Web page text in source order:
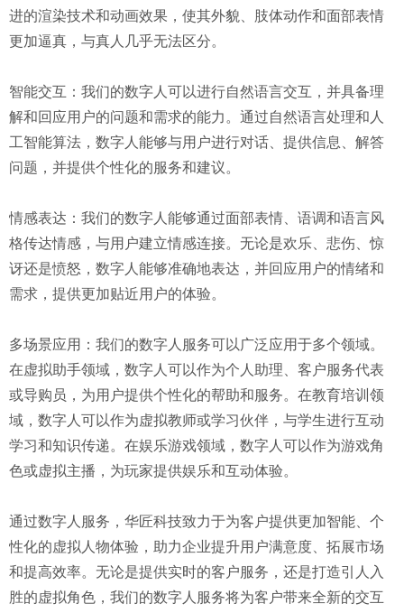
进的渲染技术和动画效果，使其外貌、肢体动作和面部表情
更加逼真，与真人几乎无法区分。
智能交互：我们的数字人可以进行自然语言交互，并具备理
解和回应用户的问题和需求的能力。通过自然语言处理和人
工智能算法，数字人能够与用户进行对话、提供信息、解答
问题，并提供个性化的服务和建议。
情感表达：我们的数字人能够通过面部表情、语调和语言风
格传达情感，与用户建立情感连接。无论是欢乐、悲伤、惊
讶还是愤怒，数字人能够准确地表达，并回应用户的情绪和
需求，提供更加贴近用户的体验。
多场景应用：我们的数字人服务可以广泛应用于多个领域。
在虚拟助手领域，数字人可以作为个人助理、客户服务代表
或导购员，为用户提供个性化的帮助和服务。在教育培训领
域，数字人可以作为虚拟教师或学习伙伴，与学生进行互动
学习和知识传递。在娱乐游戏领域，数字人可以作为游戏角
色或虚拟主播，为玩家提供娱乐和互动体验。
通过数字人服务，华匠科技致力于为客户提供更加智能、个
性化的虚拟人物体验，助力企业提升用户满意度、拓展市场
和提高效率。无论是提供实时的客户服务，还是打造引人入
胜的虚拟角色，我们的数字人服务将为客户带来全新的交互